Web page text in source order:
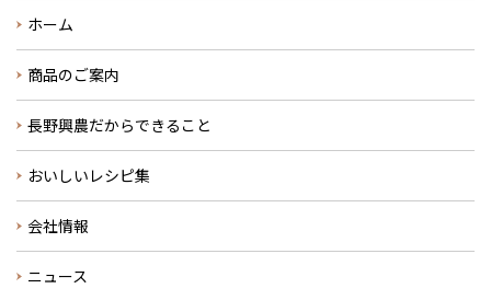
ホーム
商品のご案内
長野興農だからできること
おいしいレシピ集
会社情報
ニュース